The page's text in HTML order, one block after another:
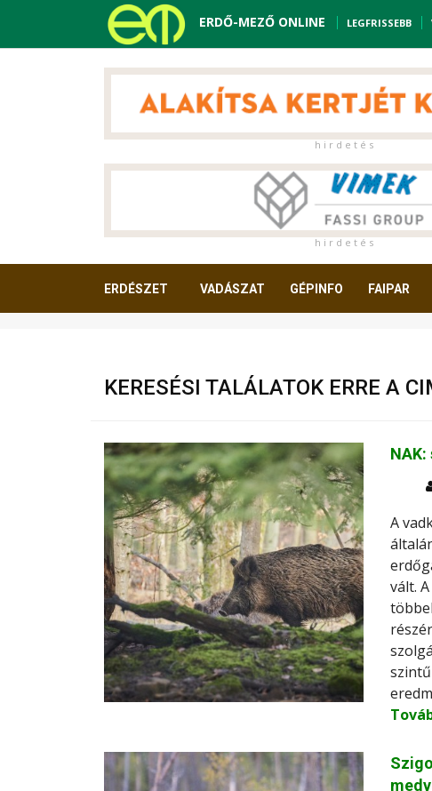
ERDŐ-MEZŐ ONLINE LEGFRISSEBB
h i r d e t é s
h i r d e t é s
ERDÉSZET VADÁSZAT GÉPINFO FAIPAR
KERESÉSI TALÁLATOK ERRE A
A
vált.